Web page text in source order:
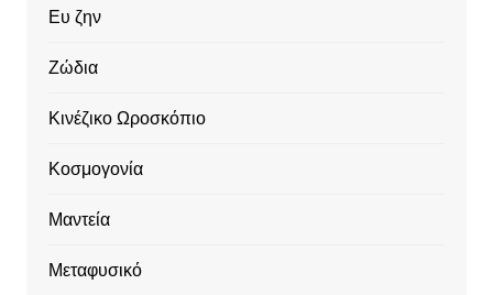
Ευ ζην
Ζώδια
Κινέζικο Ωροσκόπιο
Κοσμογονία
Μαντεία
Μεταφυσικό